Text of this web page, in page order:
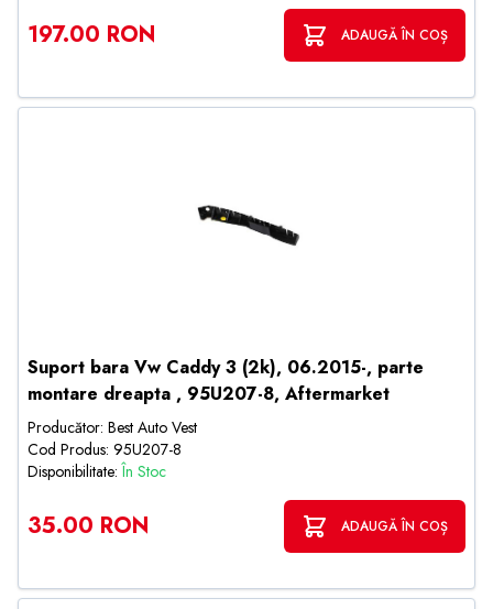
197.00 RON ADAUGĂ ÎN COȘ
Suport bara Vw Caddy 3 (2k), 06.2015-, parte
montare dreapta , 95U207-8, Aftermarket
Producător: Best Auto Vest
Cod Produs: 95U207-8
Disponibilitate:În Stoc
35.00 RON ADAUGĂ ÎN COȘ